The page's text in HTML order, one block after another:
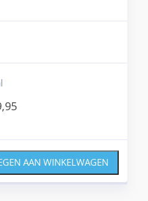
AAN WINKELWAGEN